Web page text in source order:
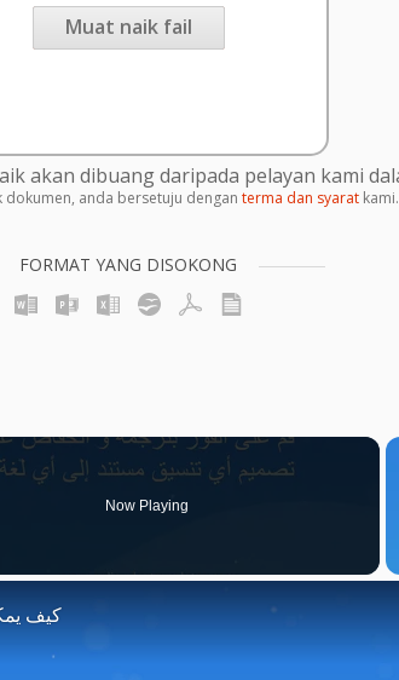
Muat naik fail
akan dibuang daripada pelayan kami
dokumen, anda bersetuju dengan terma dan syarat kami.
FORMAT YANG DISOKONG
Now Playing
كيف